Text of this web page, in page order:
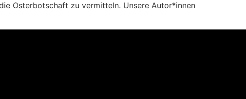
Osterbotschaft zu vermitteln. Unsere Autor*innen